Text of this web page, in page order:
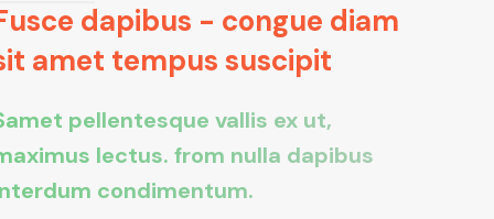
dapibus - congue diam
amet tempus suscipit
pellentesque vallis ex ut,
lectus. from nulla dapibus
condimentum.